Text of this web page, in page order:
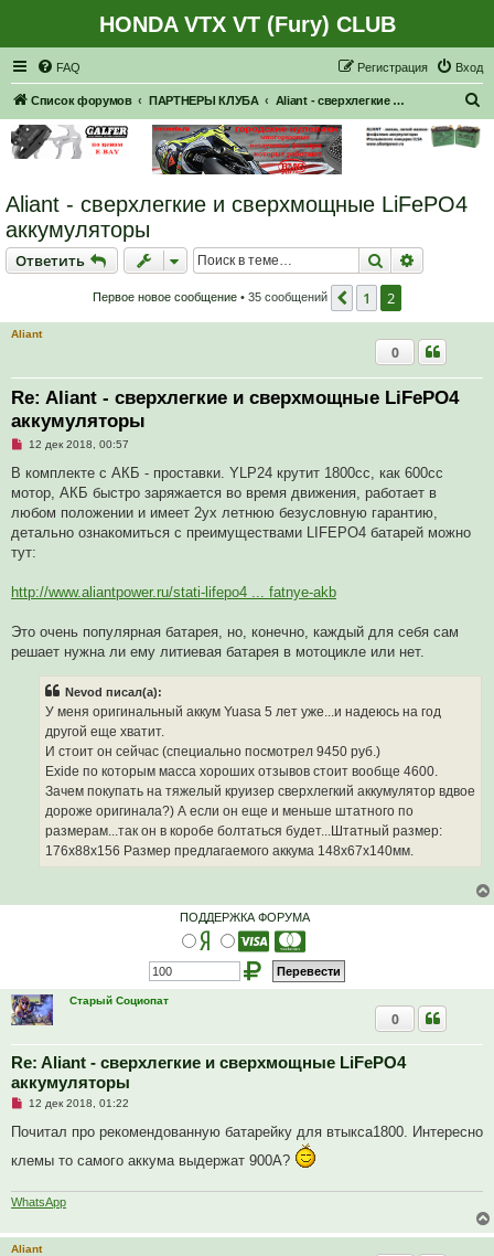
HONDA VTX VT (Fury) CLUB
FAQ Вход
Регистрация
Список форумов ПАРТНЕРЫ КЛУБА Aliant - сверхлегкие и сверхмощные LiFePO4 аккумуляторы
Aliant - сверхлегкие и сверхмощные LiFePO4
аккумуляторы
Ответить
Ответить Поиск
Первое новое сообщение • 35 сообщений Пред.
1 2
Aliant
Re: Aliant - сверхлегкие и сверхмощные LiFePO4
аккумуляторы
0
Н
п
о
ч
т
а
о
е
о
б
12 дек 2018, 00:57
В комплекте с АКБ - проставки. YLP24 крутит 1800сс, как 600cc
мотор, АКБ быстро заряжается во время движения, работает в
любом положении и имеет 2ух летнюю безусловную гарантию,
детально ознакомиться с преимуществами LIFEPO4 батарей можно
тут:
http://www.aliantpower.ru/stati-lifepo4 ... fatnye-akb
Это очень популярная батарея, но, конечно, каждый для себя сам
решает нужна ли ему литиевая батарея в мотоцикле или нет.
Nevod писал(а):
У меня оригинальный аккум Yuasa 5 лет уже...и надеюсь на год
другой еще хватит.
И стоит он сейчас (специально посмотрел 9450 руб.)
Exide по которым масса хороших отзывов стоит вообще 4600.
Зачем покупать на тяжелый круизер сверхлегкий аккумулятор вдвое
дороже оригинала?) А если он еще и меньше штатного по
размерам...так он в коробе болтаться будет...Штатный размер:
176x88x156 Размер предлагаемого аккума 148x67x140мм.
ПОДДЕРЖКА ФОРУМА
Старый Социопат
Re: Aliant - сверхлегкие и сверхмощные LiFePO4
аккумуляторы
0
Н
п
ч
т
а
н
о
12 дек 2018, 01:22
Почитал про рекомендованную батарейку для втыкса1800. Интересно
клемы то самого аккума выдержат 900А?
WhatsApp
Aliant